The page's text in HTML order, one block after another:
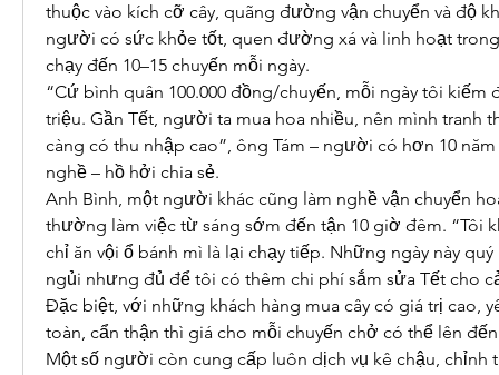
thuộc vào kích cỡ cây, quãng đường vận chuyển và độ
người có sức khỏe tốt, quen đường xá và linh hoạt
chạy đến 10–15 chuyến mỗi ngày.
“Cứ bình quân 100.000 đồng/chuyến, mỗi ngày tôi
triệu. Gần Tết, người ta mua hoa nhiều, nên mình tranh
càng có thu nhập cao”, ông Tám – người có hơn 10
nghề – hồ hởi chia sẻ.
Anh Bình, một người khác cũng làm nghề vận chuyển
thường làm việc từ sáng sớm đến tận 10 giờ đêm. “Tôi
chỉ ăn vội ổ bánh mì là lại chạy tiếp. Những ngày này
ngủi nhưng đủ để tôi có thêm chi phí sắm sửa Tết cho
Đặc biệt, với những khách hàng mua cây có giá trị cao,
toàn, cẩn thận thì giá cho mỗi chuyến chở có thể lên
Một số người còn cung cấp luôn dịch vụ kê chậu, chỉnh